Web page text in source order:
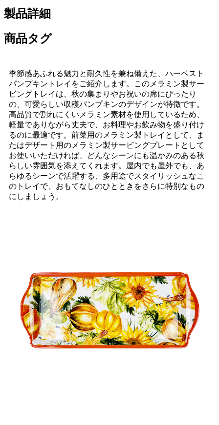
製品詳細
商品タグ
季節感あふれる魅力と耐久性を兼ね備えた、ハーベスト
パンプキントレイをご紹介します。このメラミン製サー
ビングトレイは、秋の集まりやお祝いの席にぴったり
の、可愛らしい収穫パンプキンのデザインが特徴です。
高品質で割れにくいメラミン素材を使用しているため、
軽量でありながら丈夫で、お料理やお飲み物を盛り付け
るのに最適です。前菜用のメラミン製トレイとして、ま
たはデザート用のメラミン製サービングプレートとして
お使いいただければ、どんなシーンにも温かみのある秋
らしい雰囲気を添えてくれます。屋内でも屋外でも、あ
らゆるシーンで活躍する、多用途でスタイリッシュなこ
のトレイで、おもてなしのひとときをさらに特別なもの
にしましょう。